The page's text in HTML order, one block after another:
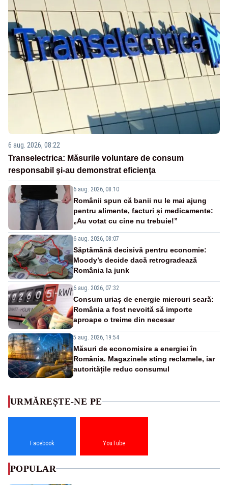
6 aug. 2026, 08:22
Transelectrica: Măsurile voluntare de consum
responsabil şi-au demonstrat eficienţa
6 aug. 2026, 08:10
Românii spun că banii nu le mai ajung
pentru alimente, facturi și medicamente:
„Au votat cu cine nu trebuie!”
6 aug. 2026, 08:07
Săptămână decisivă pentru economie:
Moody’s decide dacă retrogradează
România la junk
6 aug. 2026, 07:32
Consum uriaș de energie miercuri seară:
România a fost nevoită să importe
aproape o treime din necesar
5 aug. 2026, 19:54
Măsuri de economisire a energiei în
România. Magazinele sting reclamele, iar
autoritățile reduc consumul
URMĂREȘTE-NE PE
Facebook YouTube
POPULAR